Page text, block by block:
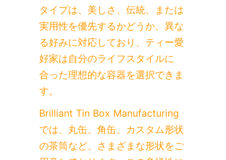
タイプは、美しさ、伝統、または
実用性を優先するかどうか、異な
る好みに対応しており、ティー愛
好家は自分のライフスタイルに
合った理想的な容器を選択できま
す。
Brilliant Tin Box Manufacturing
では、丸缶、角缶、カスタム形状
の茶筒など、さまざまな形状をご